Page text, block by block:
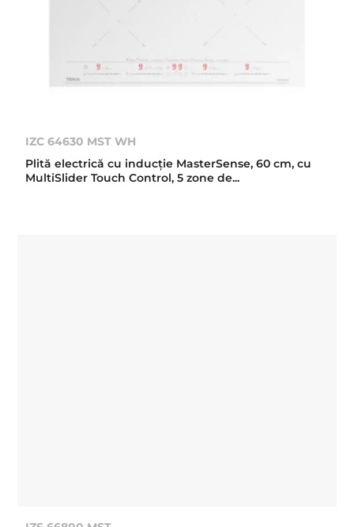
IZC 64630 MST WH
Plită electrică cu inducţie MasterSense, 60 cm, cu
MultiSlider Touch Control, 5 zone de...